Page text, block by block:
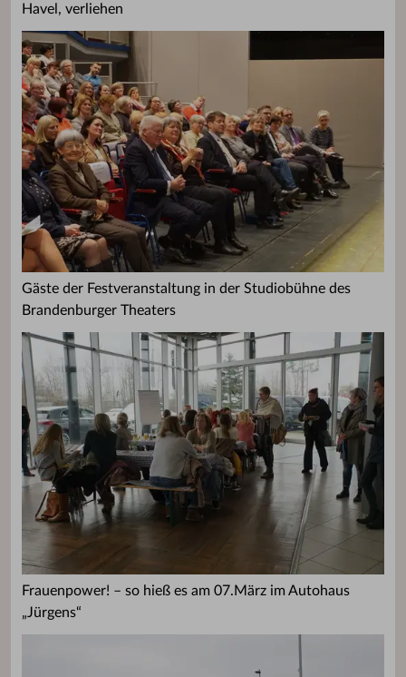
Havel, verliehen
Gäste der Festveranstaltung in der Studiobühne des
Brandenburger Theaters
Frauenpower! – so hieß es am 07.März im Autohaus
„Jürgens“